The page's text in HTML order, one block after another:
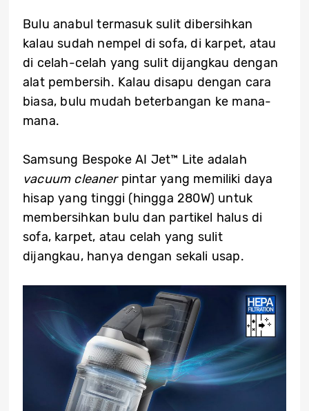
Bulu anabul termasuk sulit dibersihkan
kalau sudah nempel di sofa, di karpet, atau
di celah-celah yang sulit dijangkau dengan
alat pembersih. Kalau disapu dengan cara
biasa, bulu mudah beterbangan ke mana-
mana.
Samsung Bespoke AI Jet™ Lite adalah
vacuum cleanerpintar yang memiliki daya
hisap yang tinggi (hingga 280W) untuk
membersihkan bulu dan partikel halus di
sofa, karpet, atau celah yang sulit
dijangkau, hanya dengan sekali usap.